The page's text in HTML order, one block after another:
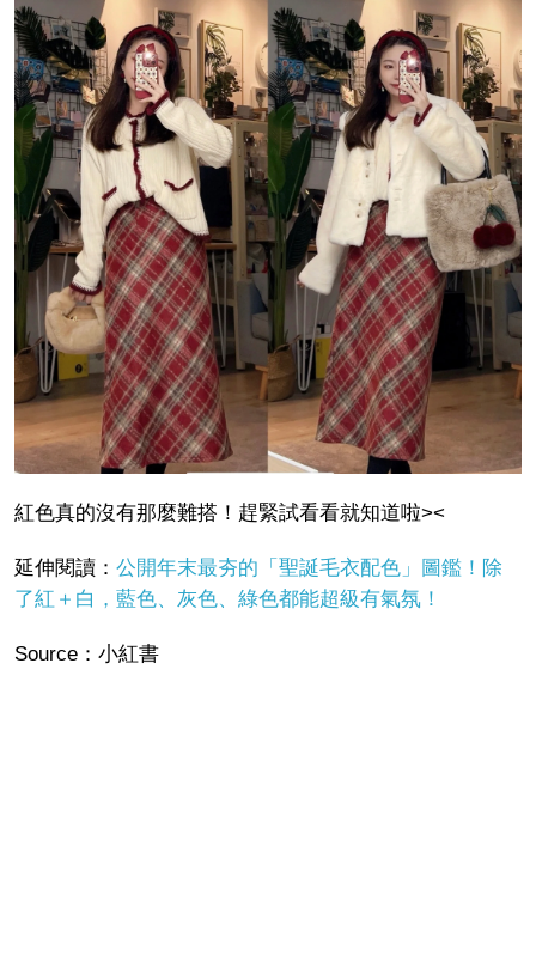
紅色真的沒有那麼難搭！趕緊試看看就知道啦><
延伸閱讀： 公開年末最夯的「聖誕毛衣配色」圖鑑！除
了紅＋白，藍色、灰色、綠色都能超級有氣氛！
Source：小紅書